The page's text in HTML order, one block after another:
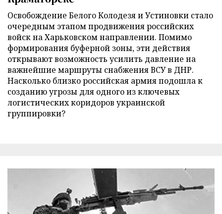
Освобождение Белого Колодезя и Устиновки стало
очередным этапом продвижения российских
войск на Харьковском направлении. Помимо
формирования буферной зоны, эти действия
открывают возможность усилить давление на
важнейшие маршруты снабжения ВСУ в ДНР.
Насколько близко российская армия подошла к
созданию угрозы для одного из ключевых
логистических коридоров украинской
группировки?